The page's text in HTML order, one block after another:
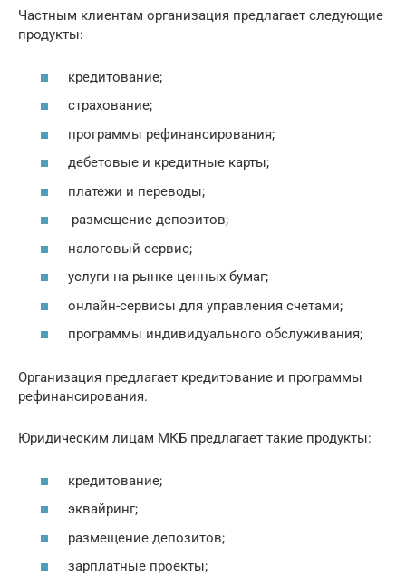
Частным клиентам организация предлагает следующие
продукты:
кредитование;
страхование;
программы рефинансирования;
дебетовые и кредитные карты;
платежи и переводы;
размещение депозитов;
налоговый сервис;
услуги на рынке ценных бумаг;
онлайн-сервисы для управления счетами;
программы индивидуального обслуживания;
Организация предлагает кредитование и программы
рефинансирования.
Юридическим лицам МКБ предлагает такие продукты:
кредитование;
эквайринг;
размещение депозитов;
зарплатные проекты;